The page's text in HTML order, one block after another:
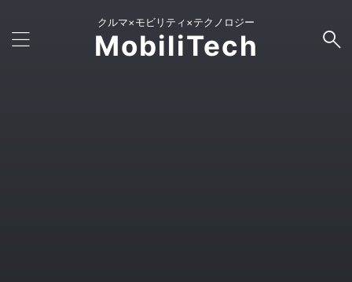
クルマ×モビリティ×テクノロジー
MobiliTech